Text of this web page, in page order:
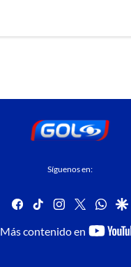
Síguenos en:
facebook
tiktok instagram
twitter
Más contenido en